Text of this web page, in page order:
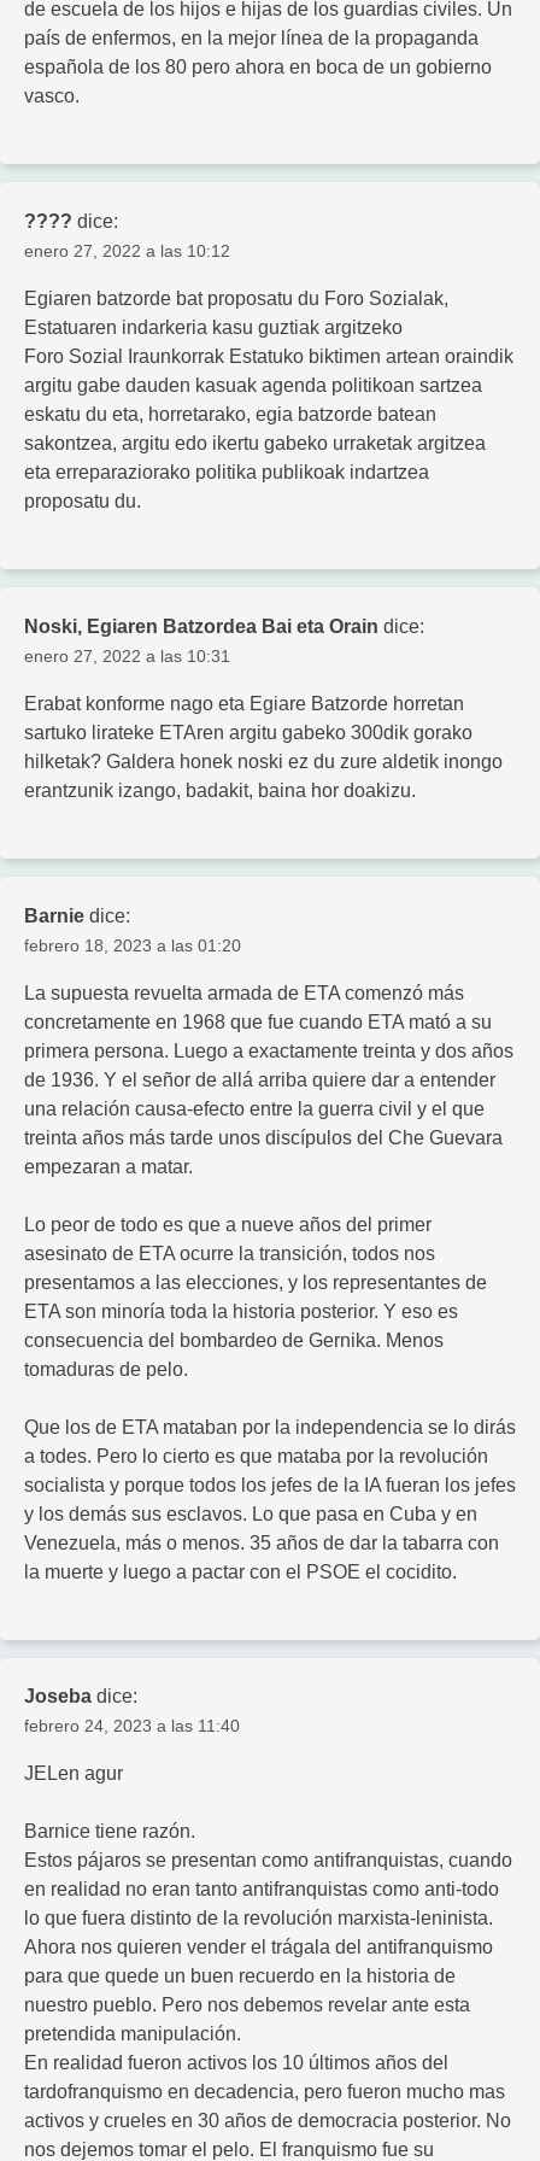
de escuela de los hijos e hijas de los guardias civiles. Un
país de enfermos, en la mejor línea de la propaganda
española de los 80 pero ahora en boca de un gobierno
vasco.
???? dice:
enero 27, 2022 a las 10:12
Egiaren batzorde bat proposatu du Foro Sozialak,
Estatuaren indarkeria kasu guztiak argitzeko
Foro Sozial Iraunkorrak Estatuko biktimen artean oraindik
argitu gabe dauden kasuak agenda politikoan sartzea
eskatu du eta, horretarako, egia batzorde batean
sakontzea, argitu edo ikertu gabeko urraketak argitzea
eta erreparaziorako politika publikoak indartzea
proposatu du.
Noski, Egiaren Batzordea Bai eta Orain dice:
enero 27, 2022 a las 10:31
Erabat konforme nago eta Egiare Batzorde horretan
sartuko lirateke ETAren argitu gabeko 300dik gorako
hilketak? Galdera honek noski ez du zure aldetik inongo
erantzunik izango, badakit, baina hor doakizu.
Barnie dice:
febrero 18, 2023 a las 01:20
La supuesta revuelta armada de ETA comenzó más
concretamente en 1968 que fue cuando ETA mató a su
primera persona. Luego a exactamente treinta y dos años
de 1936. Y el señor de allá arriba quiere dar a entender
una relación causa-efecto entre la guerra civil y el que
treinta años más tarde unos discípulos del Che Guevara
empezaran a matar.
Lo peor de todo es que a nueve años del primer
asesinato de ETA ocurre la transición, todos nos
presentamos a las elecciones, y los representantes de
ETA son minoría toda la historia posterior. Y eso es
consecuencia del bombardeo de Gernika. Menos
tomaduras de pelo.
Que los de ETA mataban por la independencia se lo dirás
a todes. Pero lo cierto es que mataba por la revolución
socialista y porque todos los jefes de la IA fueran los jefes
y los demás sus esclavos. Lo que pasa en Cuba y en
Venezuela, más o menos. 35 años de dar la tabarra con
la muerte y luego a pactar con el PSOE el cocidito.
Joseba dice:
febrero 24, 2023 a las 11:40
JELen agur
Barnice tiene razón.
Estos pájaros se presentan como antifranquistas, cuando
en realidad no eran tanto antifranquistas como anti-todo
lo que fuera distinto de la revolución marxista-leninista.
Ahora nos quieren vender el trágala del antifranquismo
para que quede un buen recuerdo en la historia de
nuestro pueblo. Pero nos debemos revelar ante esta
pretendida manipulación.
En realidad fueron activos los 10 últimos años del
tardofranquismo en decadencia, pero fueron mucho mas
activos y crueles en 30 años de democracia posterior. No
nos dejemos tomar el pelo. El franquismo fue su